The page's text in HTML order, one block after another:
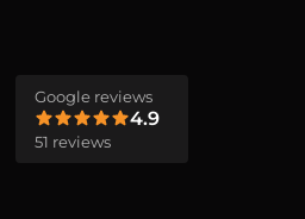
Google reviews
4.9
51 reviews